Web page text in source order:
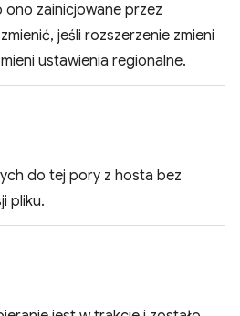
ono zainicjowane przez
jeśli rozszerzenie zmieni
ustawienia regionalne.
do tej pory z hosta bez
pliku.